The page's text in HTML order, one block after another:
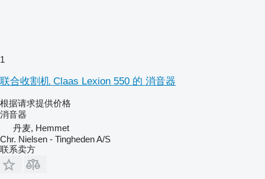
1
联合收割机 Claas Lexion 550 的 消音器
根据请求提供价格
消音器
丹麦, Hemmet
Chr. Nielsen - Tingheden A/S
联系卖方